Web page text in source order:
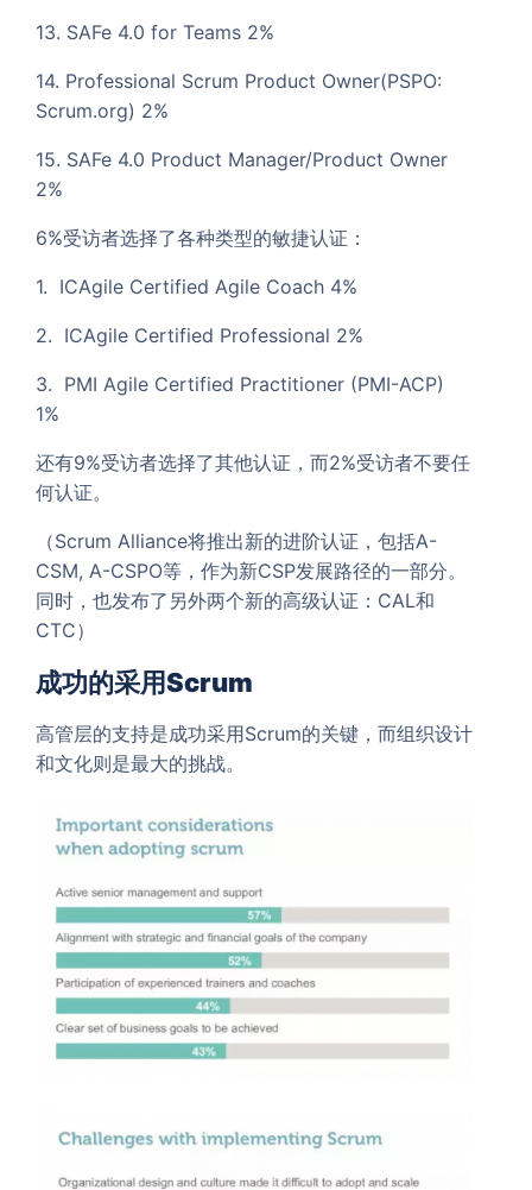
13. SAFe 4.0 for Teams 2%
14. Professional Scrum Product Owner(PSPO:
Scrum.org) 2%
15. SAFe 4.0 Product Manager/Product Owner
2%
6%受访者选择了各种类型的敏捷认证：
1. ICAgile Certified Agile Coach 4%
2. ICAgile Certified Professional 2%
3. PMI Agile Certified Practitioner (PMI-ACP)
1%
还有9%受访者选择了其他认证，而2%受访者不要任
何认证。
（Scrum Alliance将推出新的进阶认证，包括A-
CSM, A-CSPO等，作为新CSP发展路径的一部分。
同时，也发布了另外两个新的高级认证：CAL和
CTC）
成功的采用Scrum
高管层的支持是成功采用Scrum的关键，而组织设计
和文化则是最大的挑战。